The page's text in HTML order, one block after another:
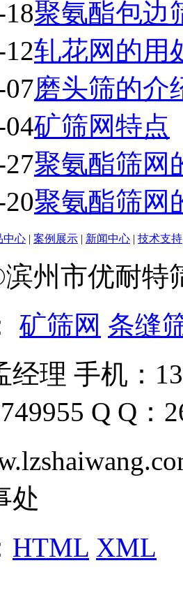
聚氨酯包边
轧花网的用
磨头筛的介
矿筛网特点
聚氨酯筛网
聚氨酯筛网
中心 | 案例展示 | 新闻中心 | 技术支持
州市优耐特
矿筛网 条缝
经理 手机：
Q Q：
处
HTML XML